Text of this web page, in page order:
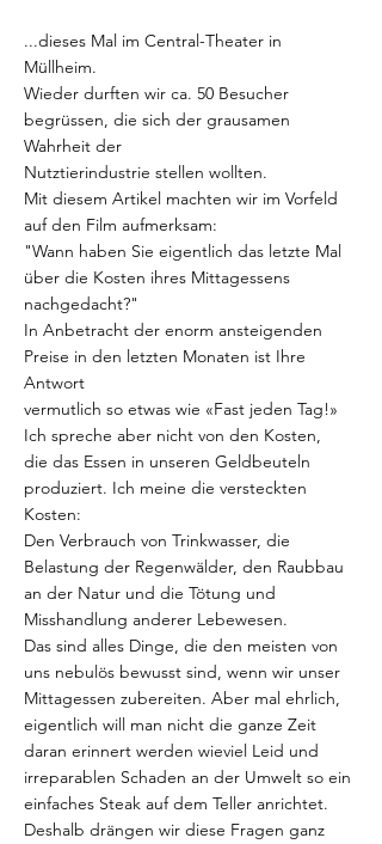
...dieses Mal im Central-Theater in
Müllheim.
Wieder durften wir ca. 50 Besucher
begrüssen, die sich der grausamen
Wahrheit der
Nutztierindustrie stellen wollten.
Mit diesem Artikel machten wir im Vorfeld
auf den Film aufmerksam:
"Wann haben Sie eigentlich das letzte Mal
über die Kosten ihres Mittagessens
nachgedacht?"
In Anbetracht der enorm ansteigenden
Preise in den letzten Monaten ist Ihre
Antwort
vermutlich so etwas wie «Fast jeden Tag!»
Ich spreche aber nicht von den Kosten,
die das Essen in unseren Geldbeuteln
produziert. Ich meine die versteckten
Kosten:
Den Verbrauch von Trinkwasser, die
Belastung der Regenwälder, den Raubbau
an der Natur und die Tötung und
Misshandlung anderer Lebewesen.
Das sind alles Dinge, die den meisten von
uns nebulös bewusst sind, wenn wir unser
Mittagessen zubereiten. Aber mal ehrlich,
eigentlich will man nicht die ganze Zeit
daran erinnert werden wieviel Leid und
irreparablen Schaden an der Umwelt so ein
einfaches Steak auf dem Teller anrichtet.
Deshalb drängen wir diese Fragen ganz